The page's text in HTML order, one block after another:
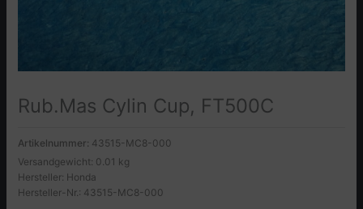
Rub.Mas Cylin Cup, FT500C
Artikelnummer: 43515-MC8-000
Versandgewicht: 0.01 kg
Hersteller: Honda
Hersteller-Nr.: 43515-MC8-000